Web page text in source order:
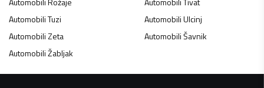
AutomobiliTuzi AutomobiliUlcinj
AutomobiliZeta AutomobiliŠavnik
AutomobiliŽabljak